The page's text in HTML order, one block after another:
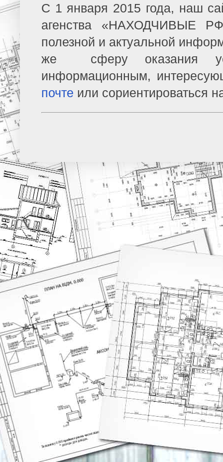
С 1 января 2015 года, наш
агенства «НАХОДЧИВЫЕ
полезной и актуальной
же сферу оказания
информационным,
почте или сориентироваться